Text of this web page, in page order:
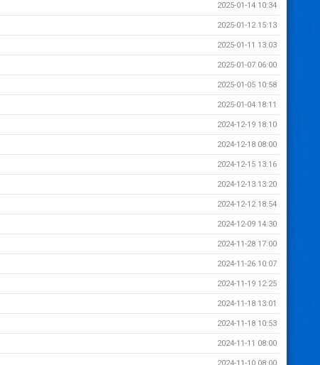
2025-01-14 10:34
2025-01-12 15:13
2025-01-11 13:03
2025-01-07 06:00
2025-01-05 10:58
2025-01-04 18:11
2024-12-19 18:10
2024-12-18 08:00
2024-12-15 13:16
2024-12-13 13:20
2024-12-12 18:54
2024-12-09 14:30
2024-11-28 17:00
2024-11-26 10:07
2024-11-19 12:25
2024-11-18 13:01
2024-11-18 10:53
2024-11-11 08:00